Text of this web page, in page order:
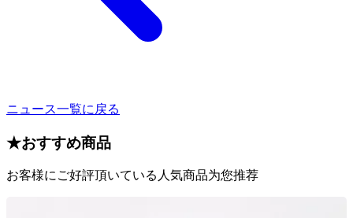
ニュース一覧に戻る
★おすすめ商品
お客様にご好評頂いている人気商品为您推荐